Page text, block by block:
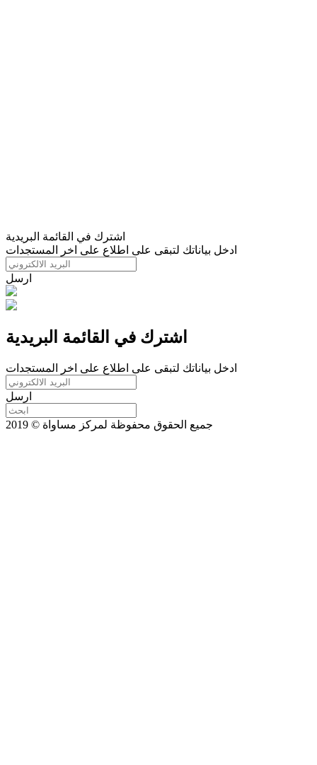
اشترك في القائمة البريدية
ادخل بياناتك لتبقى على اطلاع على اخر المستجدات
ارسل
اشترك في القائمة البريدية
ادخل بياناتك لتبقى على اطلاع على اخر المستجدات
ارسل
جميع الحقوق محفوظة لمركز مساواة © 2019